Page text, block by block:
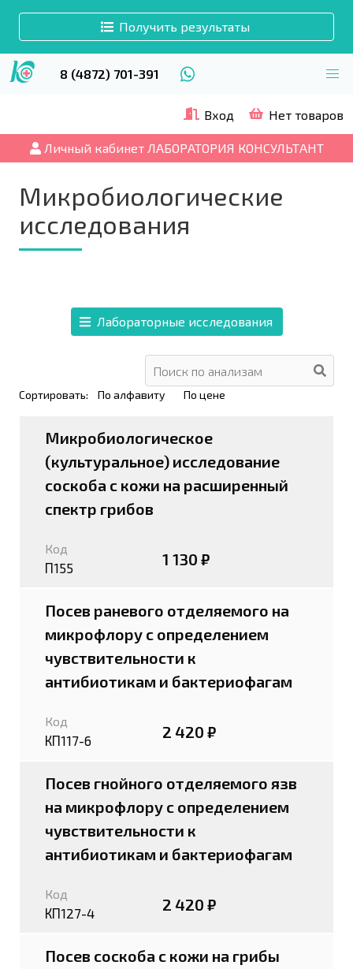
Получить результаты
8 (4872) 701-391
Вход Нет товаров
Личный кабинет ЛАБОРАТОРИЯ КОНСУЛЬТАНТ
Микробиологические
исследования
Лабораторные исследования
Сортировать: По алфавиту По цене
Микробиологическое
(культуральное) исследование
соскоба с кожи на расширенный
спектр грибов
Код
П155 1 130 ₽
Посев раневого отделяемого на
микрофлору с определением
чувствительности к
антибиотикам и бактериофагам
Код
КП117-6 2 420 ₽
Посев гнойного отделяемого язв
на микрофлору с определением
чувствительности к
антибиотикам и бактериофагам
Код
КП127-4 2 420 ₽
Посев соскоба с кожи на грибы